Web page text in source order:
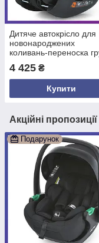
Дитяче автокрісло для
новонароджених
коливань-переноска
FLOW ME 1198 Black
Чорний
4 425 ₴
Купити
Акційні
Подарунок